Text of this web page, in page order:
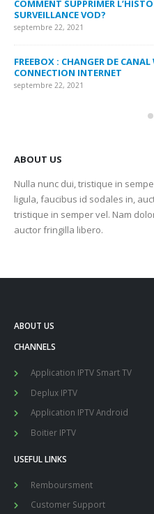
COMMENT SUPPRIMER
SURVEILLANCE VOD?
septembre 22, 2021
FREEBOX : CHANGER DE
CONNECTION INTERNET
septembre 22, 2021
ABOUT US
Nulla nunc dui, tristique in
ligula, faucibus id sodales in,
tristique in semper vel. Nam
auctor fringilla libero.
ABOUT US
CHANNELS
Application IPTV Smart TV
Deplux IPTV
Application IPTV Android
Boitier IPTV
USEFUL LINKS
Remboursment
Customer Support